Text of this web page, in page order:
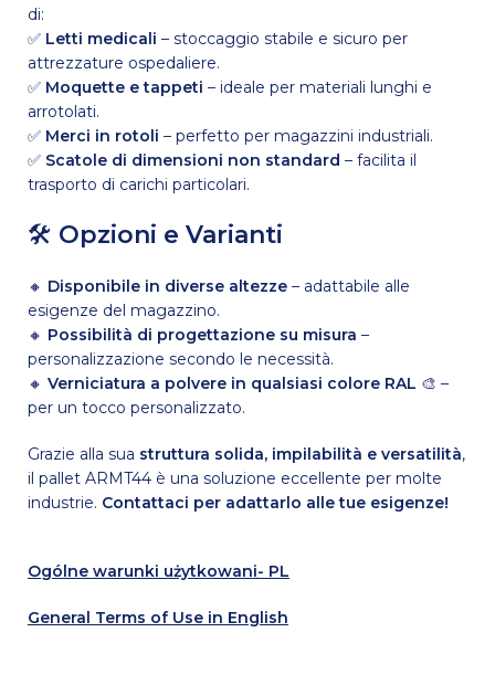
di:
✅ Letti medicali – stoccaggio stabile e sicuro per
attrezzature ospedaliere.
✅ Moquette e tappeti – ideale per materiali lunghi e
arrotolati.
✅ Merci in rotoli – perfetto per magazzini industriali.
✅ Scatole di dimensioni non standard – facilita il
trasporto di carichi particolari.
🛠 Opzioni e Varianti
🔸 Disponibile in diverse altezze – adattabile alle
esigenze del magazzino.
🔸 Possibilità di progettazione su misura –
personalizzazione secondo le necessità.
🔸Verniciatura a polvere in qualsiasi colore RAL 🎨 –
per un tocco personalizzato.
Grazie alla sua struttura solida, impilabilità e versatilità,
il pallet ARMT44 è una soluzione eccellente per molte
industrie. Contattaci per adattarlo alle tue esigenze!
Ogólne warunki użytkowani- PL
General Terms of Use in English